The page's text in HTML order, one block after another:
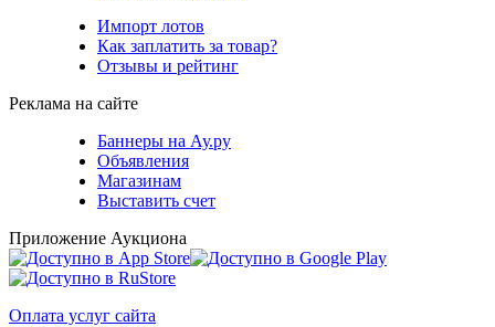
Импорт лотов
Как заплатить за товар?
Отзывы и рейтинг
Реклама на сайте
Баннеры на Ау.ру
Объявления
Магазинам
Выставить счет
Приложение Аукциона
Оплата услуг сайта